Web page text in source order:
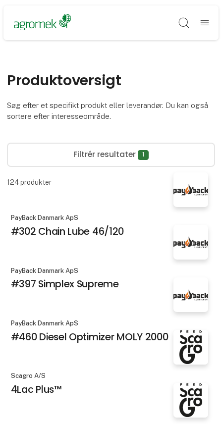
Søg
Produktoversigt
Søg efter et specifikt produkt eller leverandør. Du kan også
sortere efter interesseområde.
Filtrér resultater 1
124produkter
PayBack Danmark ApS
#302 Chain Lube 46/120
PayBack Danmark ApS
#397 Simplex Supreme
PayBack Danmark ApS
#460 Diesel Optimizer MOLY 2000
Scagro A/S
4Lac Plus™